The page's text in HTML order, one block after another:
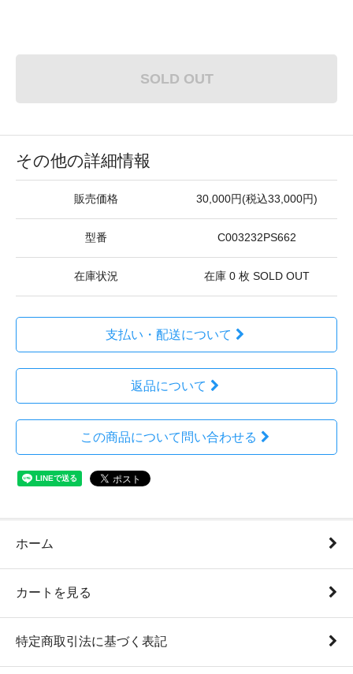
SOLD OUT
その他の詳細情報
販売価格 30,000円(税込33,000円)
型番 C003232PS662
在庫状況 在庫 0 枚 SOLD OUT
支払い・配送について
返品について
この商品について問い合わせる
ホーム
カートを見る
特定商取引法に基づく表記